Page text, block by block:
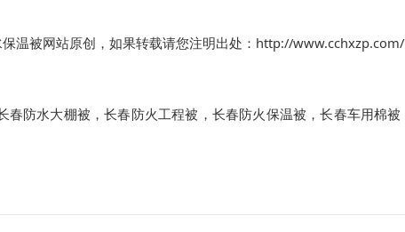
温被网站原创，如果转载请您注明出处： http://www.cchxzp.com/
春防水大棚被 ，长春防火工程被 ， 长春防火保温被 ，长春车用棉被